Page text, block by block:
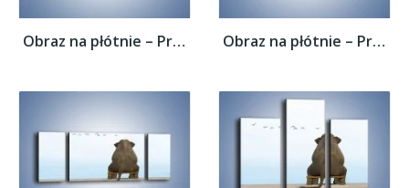
Obraz na płótnie – Przemyślenia słonia w... Obraz na płótnie – Przemyślenia słonia w...